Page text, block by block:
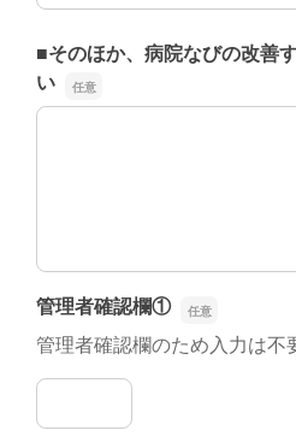
■そのほか、病院なびの改善
い
■そのほか、病院なびの改善
管理者確認欄①
管理者確認欄のため入力は不
管理者確認欄①